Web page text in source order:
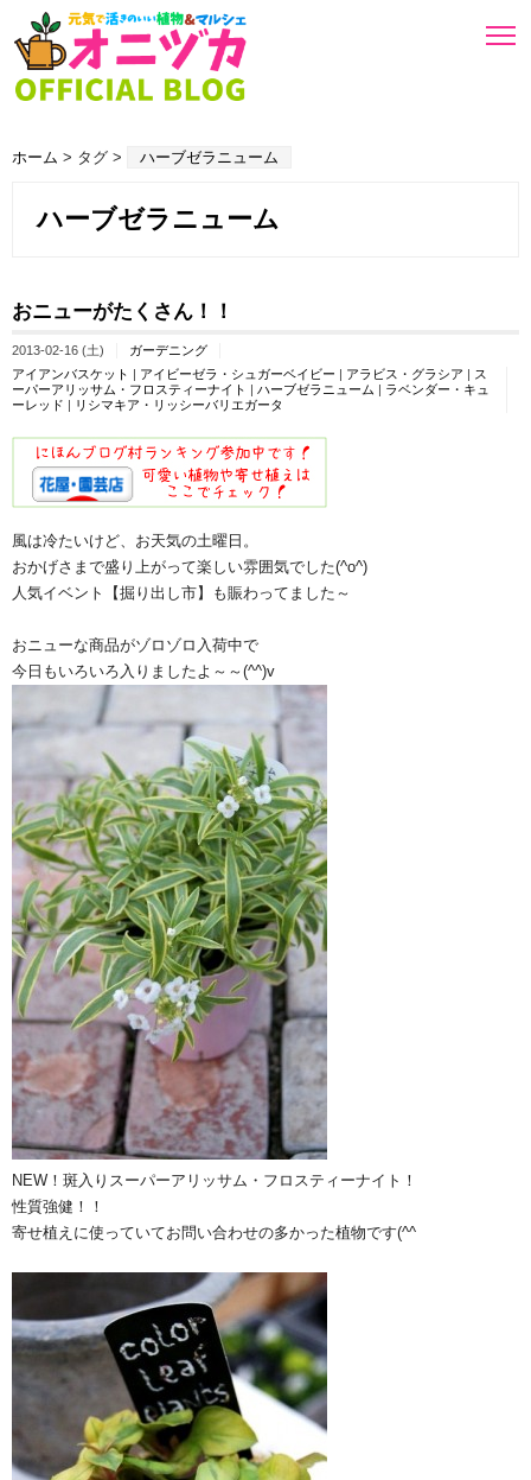
ホーム > タグ > ハーブゼラニューム
ハーブゼラニューム
おニューがたくさん！！
2013-02-16 (土)
ガーデニング
アイアンバスケット | アイビーゼラ・シュガーベイビー | アラビス・グラシア | ス
ーパーアリッサム・フロスティーナイト | ハーブゼラニューム | ラベンダー・キュ
ーレッド | リシマキア・リッシーバリエガータ
風は冷たいけど、お天気の土曜日。
おかげさまで盛り上がって楽しい雰囲気でした(^o^)
人気イベント【掘り出し市】も賑わってました～
おニューな商品がゾロゾロ入荷中で
今日もいろいろ入りましたよ～～(^^)v
NEW！斑入りスーパーアリッサム・フロスティーナイト！
性質強健！！
寄せ植えに使っていてお問い合わせの多かった植物です(^^ゞ